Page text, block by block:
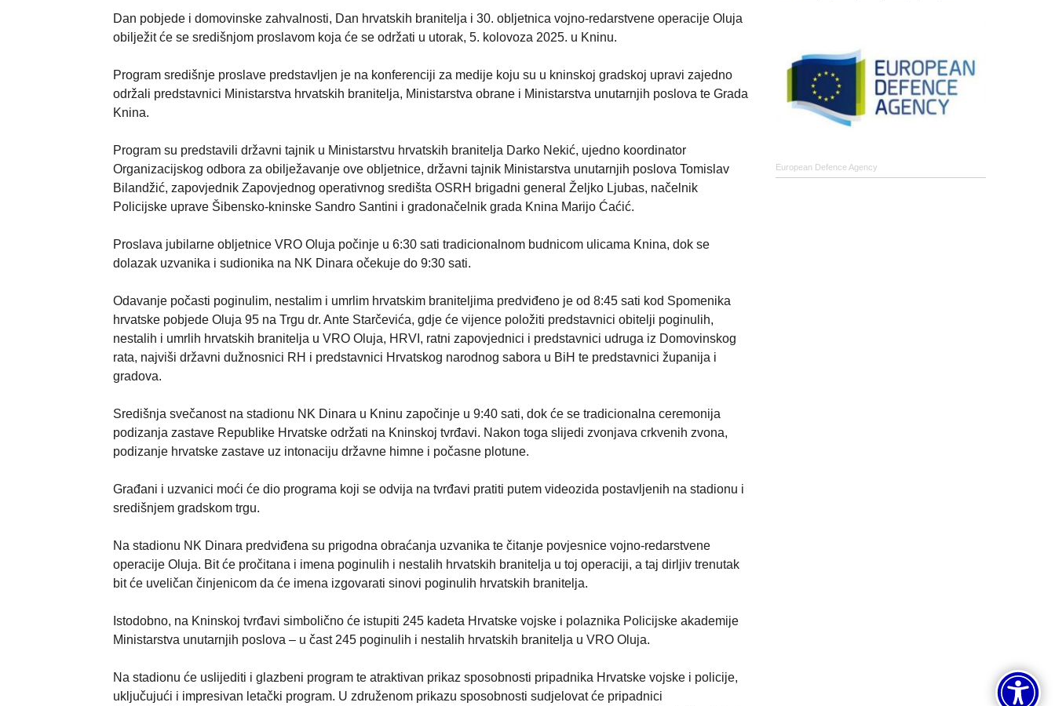
Dan pobjede i domovinske zahvalnosti, Dan hrvatskih branitelja i 30. obljetnica vojno-redarstvene operacije Oluja
obilježit će se središnjom proslavom koja će se održati u utorak, 5. kolovoza 2025. u Kninu.
Program središnje proslave predstavljen je na konferenciji za medije koju su u kninskoj gradskoj upravi zajedno
održali predstavnici Ministarstva hrvatskih branitelja, Ministarstva obrane i Ministarstva unutarnjih poslova te Grada
Knina.
Program su predstavili državni tajnik u Ministarstvu hrvatskih branitelja Darko Nekić, ujedno koordinator
Organizacijskog odbora za obilježavanje ove obljetnice, državni tajnik Ministarstva unutarnjih poslova Tomislav
Bilandžić, zapovjednik Zapovjednog operativnog središta OSRH brigadni general Željko Ljubas, načelnik
Policijske uprave Šibensko-kninske Sandro Santini i gradonačelnik grada Knina Marijo Ćaćić.
Proslava jubilarne obljetnice VRO Oluja počinje u 6:30 sati tradicionalnom budnicom ulicama Knina, dok se
dolazak uzvanika i sudionika na NK Dinara očekuje do 9:30 sati.
Odavanje počasti poginulim, nestalim i umrlim hrvatskim braniteljima predviđeno je od 8:45 sati kod Spomenika
hrvatske pobjede Oluja 95 na Trgu dr. Ante Starčevića, gdje će vijence položiti predstavnici obitelji poginulih,
nestalih i umrlih hrvatskih branitelja u VRO Oluja, HRVI, ratni zapovjednici i predstavnici udruga iz Domovinskog
rata, najviši državni dužnosnici RH i predstavnici Hrvatskog narodnog sabora u BiH te predstavnici županija i
gradova.
Središnja svečanost na stadionu NK Dinara u Kninu započinje u 9:40 sati, dok će se tradicionalna ceremonija
podizanja zastave Republike Hrvatske održati na Kninskoj tvrđavi. Nakon toga slijedi zvonjava crkvenih zvona,
podizanje hrvatske zastave uz intonaciju državne himne i počasne plotune.
Građani i uzvanici moći će dio programa koji se odvija na tvrđavi pratiti putem videozida postavljenih na stadionu i
središnjem gradskom trgu.
Na stadionu NK Dinara predviđena su prigodna obraćanja uzvanika te čitanje povjesnice vojno-redarstvene
operacije Oluja. Bit će pročitana i imena poginulih i nestalih hrvatskih branitelja u toj operaciji, a taj dirljiv trenutak
bit će uveličan činjenicom da će imena izgovarati sinovi poginulih hrvatskih branitelja.
Istodobno, na Kninskoj tvrđavi simbolično će istupiti 245 kadeta Hrvatske vojske i polaznika Policijske akademije
Ministarstva unutarnjih poslova – u čast 245 poginulih i nestalih hrvatskih branitelja u VRO Oluja.
Na stadionu će uslijediti i glazbeni program te atraktivan prikaz sposobnosti pripadnika Hrvatske vojske i policije,
uključujući i impresivan letački program. U združenom prikazu sposobnosti sudjelovat će pripadnici
European Defence Agency